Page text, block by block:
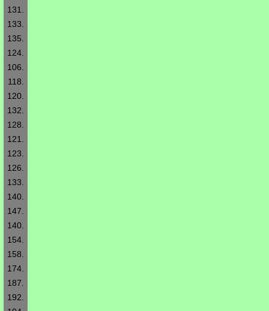
131.
133.
135.
124.
106.
118.
120.
132.
128.
121.
123.
126.
133.
140.
147.
140.
154.
158.
174.
187.
192.